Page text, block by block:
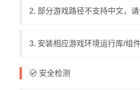
2. 部分游戏路径不支持中文，
3. 安装相应游戏环境运行库/组
安全检测